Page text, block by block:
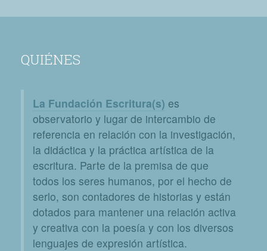
QUIÉNES
La Fundación Escritura(s) es
observatorio y lugar de intercambio de
referencia en relación con la investigación,
la didáctica y la práctica artística de la
escritura. Parte de la premisa de que
todos los seres humanos, por el hecho de
serlo, son contadores de historias y están
dotados para mantener una relación activa
y creativa con la poesía y con los diversos
lenguajes de expresión artística.